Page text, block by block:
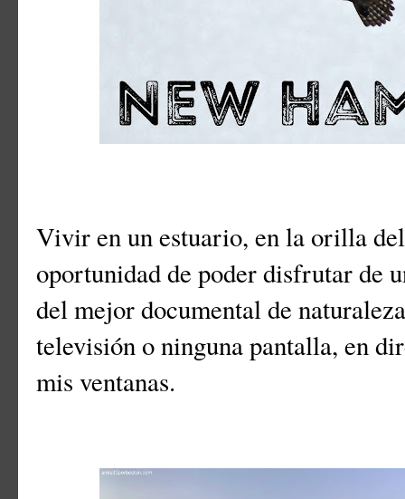
Vivir en un estuario, en la orilla
oportunidad de poder disfrutar de
del mejor documental de
televisión o ninguna pantalla, en
mis ventanas.